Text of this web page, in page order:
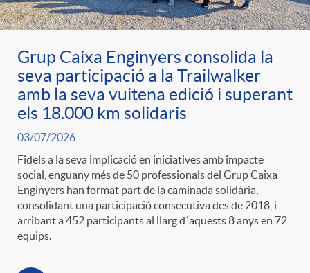
Grup Caixa Enginyers consolida la
seva participació a la Trailwalker
amb la seva vuitena edició i superant
els 18.000 km solidaris
03/07/2026
Fidels a la seva implicació en iniciatives amb impacte
social, enguany més de 50 professionals del Grup Caixa
Enginyers han format part de la caminada solidària,
consolidant una participació consecutiva des de 2018, i
arribant a 452 participants al llarg d´aquests 8 anys en 72
equips.